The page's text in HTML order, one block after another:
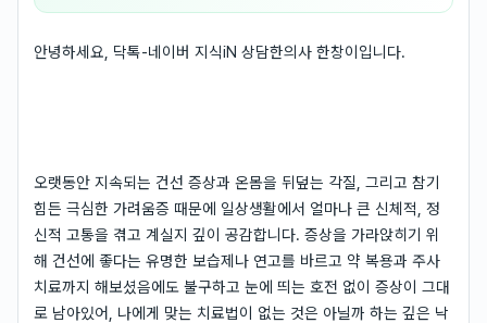
안녕하세요, 닥톡-네이버 지식iN 상담한의사 한창이입니다.
오랫동안 지속되는 건선 증상과 온몸을 뒤덮는 각질, 그리고 참기
힘든 극심한 가려움증 때문에 일상생활에서 얼마나 큰 신체적, 정
신적 고통을 겪고 계실지 깊이 공감합니다. 증상을 가라앉히기 위
해 건선에 좋다는 유명한 보습제나 연고를 바르고 약 복용과 주사
치료까지 해보셨음에도 불구하고 눈에 띄는 호전 없이 증상이 그대
로 남아있어, 나에게 맞는 치료법이 없는 것은 아닐까 하는 깊은 낙